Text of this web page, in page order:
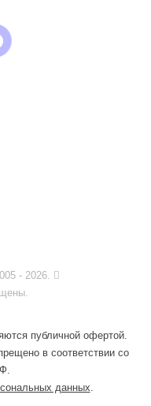
- 2026.
публичной офертой.
в соответствии со
данных